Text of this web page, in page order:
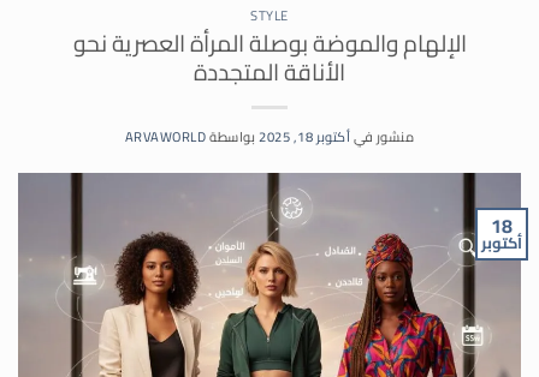
STYLE
الإلهام والموضة بوصلة المرأة العصرية نحو
الأناقة المتجددة
منشور فيأكتوبر 18, 2025 بواسطةARVAWORLD
18
أكتوبر